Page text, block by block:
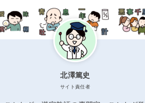
北澤篤史
サイト責任者